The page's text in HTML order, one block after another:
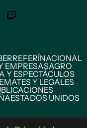
REFERÍNACIONAL
EMPRESASAGRO
Y ESPECTÁCULOS
Y LEGALES
ESTADOS UNIDOS